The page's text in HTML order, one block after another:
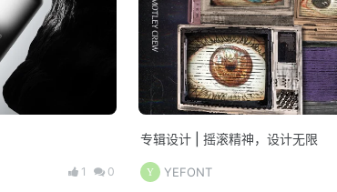
1 0
专辑设计 | 摇滚精神，设计无限
YEFONT